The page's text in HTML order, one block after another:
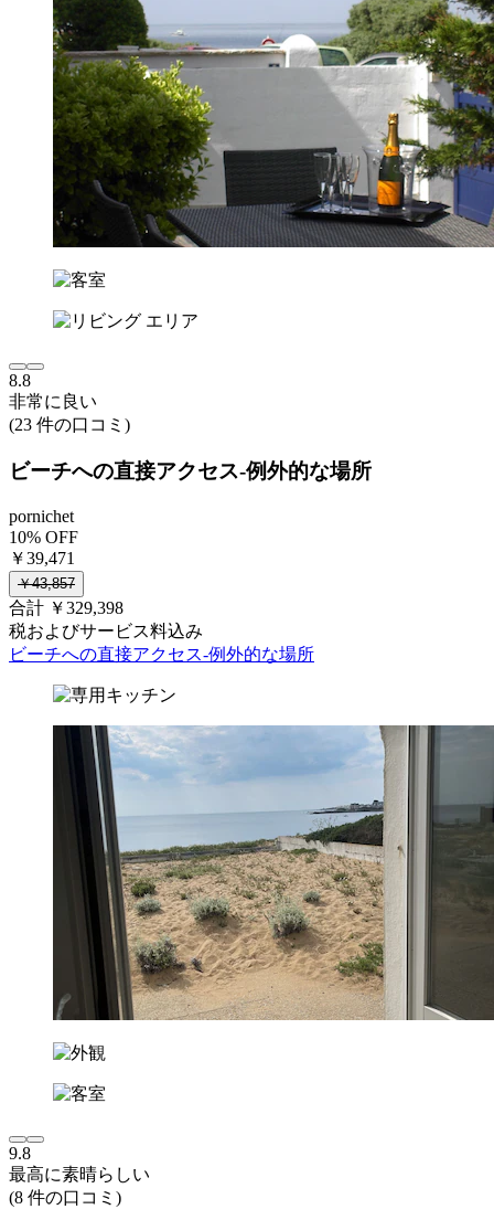
8.8
非常に良い
(23 件の口コミ)
ビーチへの直接アクセス-例外的な場所
pornichet
10% OFF
￥39,471
￥43,857
合計 ￥329,398
税およびサービス料込み
ビーチへの直接アクセス-例外的な場所
9.8
最高に素晴らしい
(8 件の口コミ)